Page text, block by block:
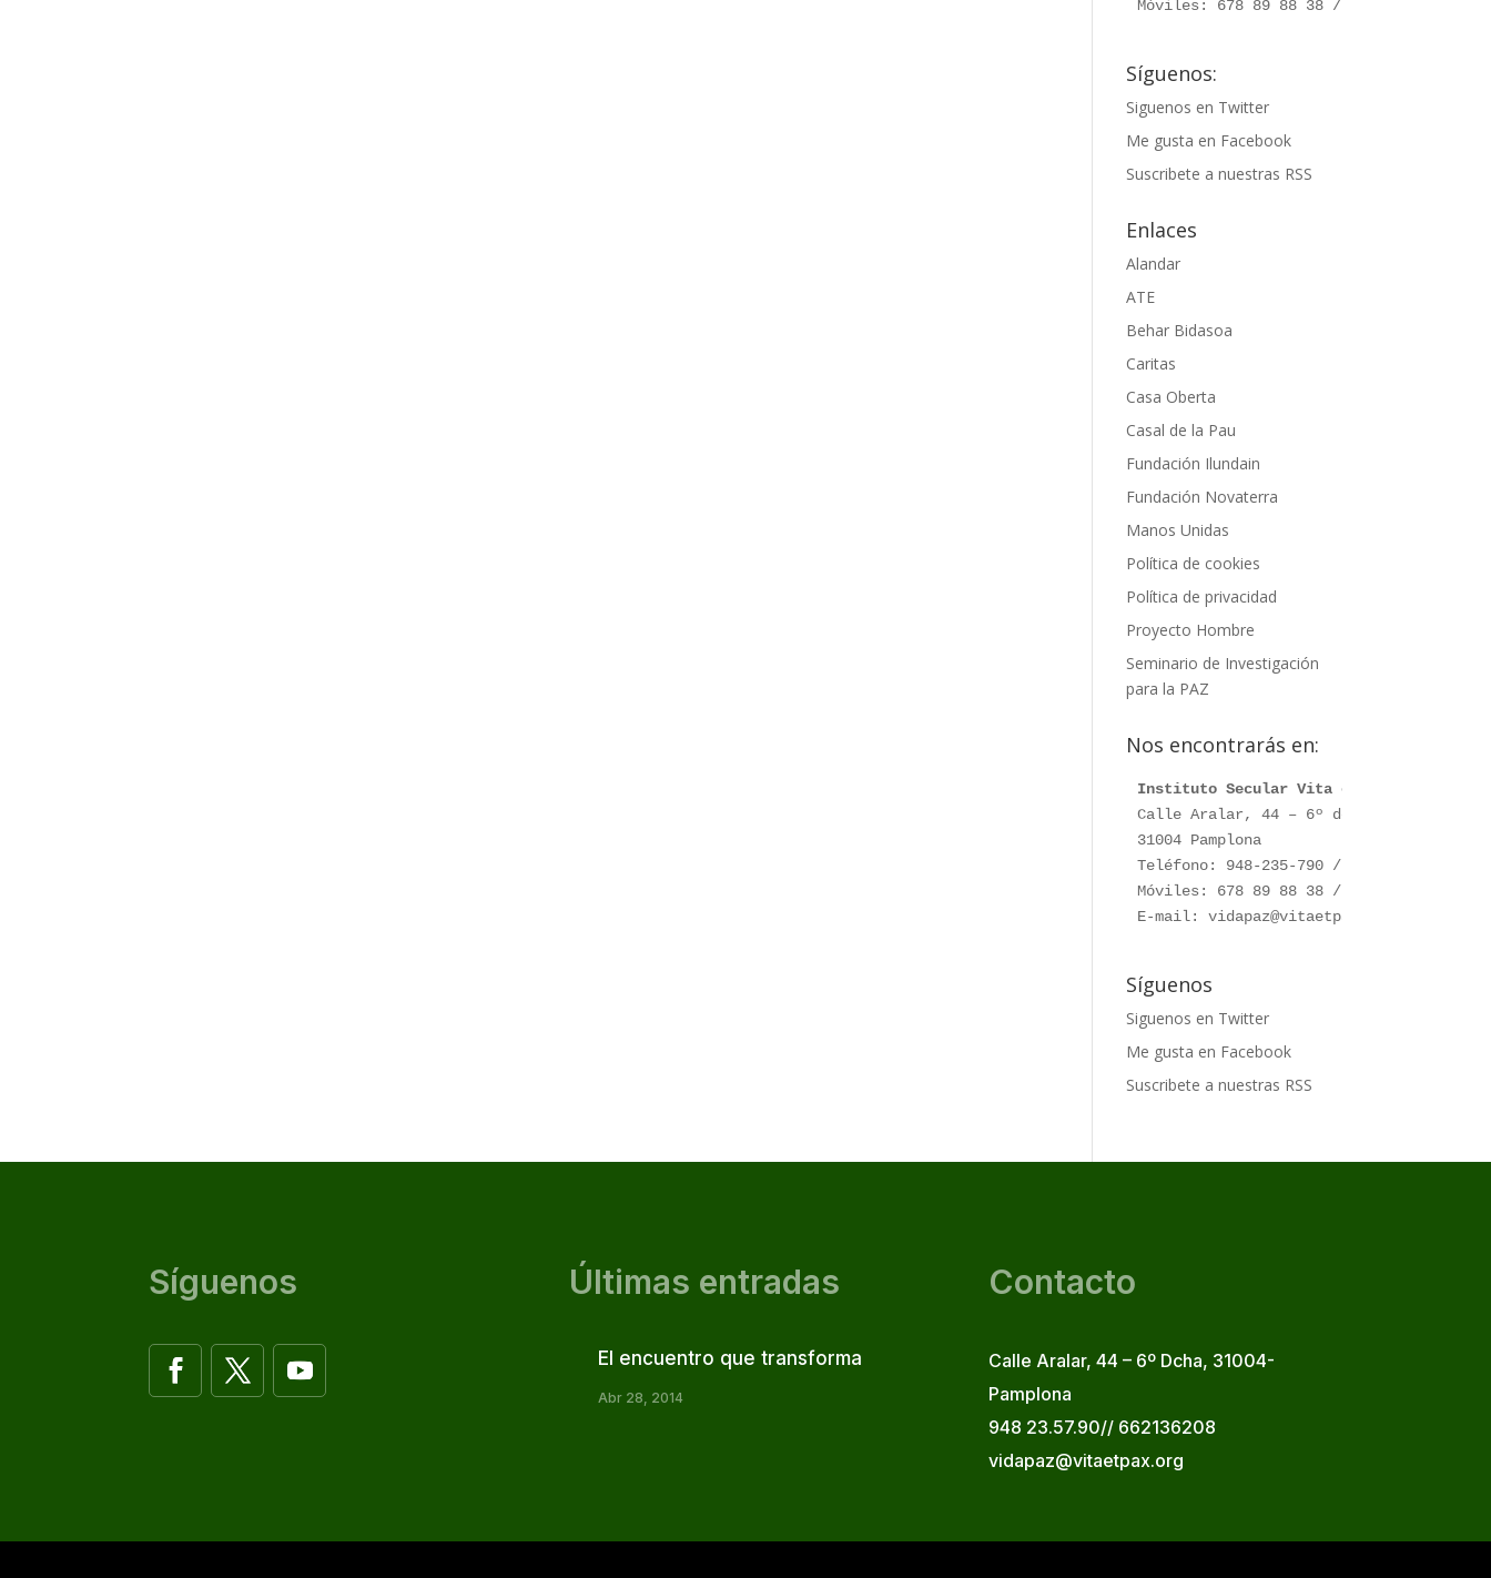
Móviles: 678 89 88 38 /  660 76 91 28
Síguenos:
Siguenos en Twitter
Me gusta en Facebook
Suscribete a nuestras RSS
Enlaces
Alandar
ATE
Behar Bidasoa
Caritas
Casa Oberta
Casal de la Pau
Fundación Ilundain
Fundación Novaterra
Manos Unidas
Política de cookies
Política de privacidad
Proyecto Hombre
Seminario de Investigación
para la PAZ
Nos encontrarás en:
Instituto Secular Vita et Pax
Calle Aralar, 44 – 6º dcha.
31004 Pamplona
Teléfono: 948-235-790 / 948-230-787
Móviles: 678 89 88 38 / 660 76 91 28
E-mail: vidapaz@vitaetpax.org
Síguenos
Siguenos en Twitter
Me gusta en Facebook
Suscribete a nuestras RSS
Síguenos Últimas entradas
El encuentro que transforma
Abr 28, 2014
Contacto
Calle Aralar, 44 – 6º Dcha, 31004-
Pamplona
948 23.57.90// 662136208
vidapaz@vitaetpax.org